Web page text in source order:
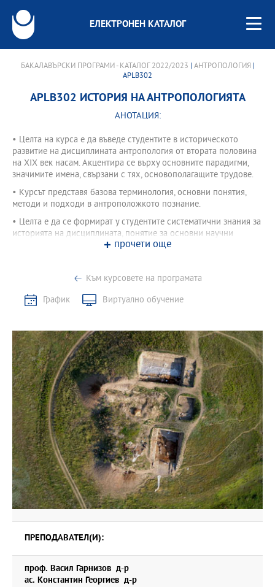
ЕЛЕКТРОНЕН КАТАЛОГ
БАКАЛАВЪРСКИ ПРОГРАМИ - КАТАЛОГ 2022/2023 АНТРОПОЛОГИЯ
APLB302
APLB302 ИСТОРИЯ НА АНТРОПОЛОГИЯТА
АНОТАЦИЯ:
• Целта на курса е да въведе студентите в историческото
развитие на дисциплината антропология от втората половина
на XIX век насам. Акцентира се върху основните парадигми,
значимите имена, свързани с тях, основополагащите трудове.
• Курсът представя базова терминология, основни понятия,
методи и подходи в антроположкото познание.
• Целта е да се формират у студентите систематични знания за
историята на дисциплината, понятие за основни научни
парадигми и подходи, умения за рефериране и критичен
прочети още
Към курсовете на програмата
График
Виртуално обучение
ПРЕПОДАВАТЕЛ(И):
проф. Васил Гарнизов д-р
ас. Константин Георгиев д-р